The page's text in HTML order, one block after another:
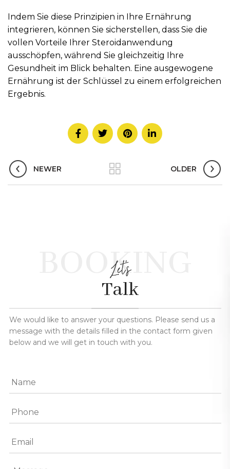
Indem Sie diese Prinzipien in Ihre Ernährung
integrieren, können Sie sicherstellen, dass Sie die
vollen Vorteile Ihrer Steroidanwendung
ausschöpfen, während Sie gleichzeitig Ihre
Gesundheit im Blick behalten. Eine ausgewogene
Ernährung ist der Schlüssel zu einem erfolgreichen
Ergebnis.
NEWER OLDER
BOOKING
Let's
Talk
We would like to answer your questions. Please send us a
message with the details filled in the contact form given
below and we will get in touch with you.